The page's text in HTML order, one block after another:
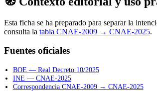
Esta ficha se ha preparado para separar la
consulta la tabla CNAE-2009 → CNAE-2025.
Fuentes oficiales
BOE — Real Decreto 10/2025
INE — CNAE-2025
Correspondencia CNAE-2009 → CNAE-2025